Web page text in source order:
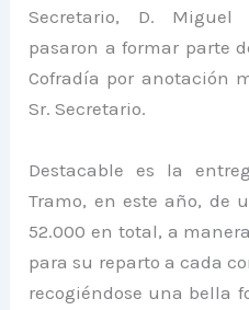
Secretario, D. Miguel
pasaron a formar parte
Cofradía por anotación
Sr. Secretario.
Destacable es la
Tramo, en este año, de
52.000 en total, a
para su reparto a cada
recogiéndose una bella